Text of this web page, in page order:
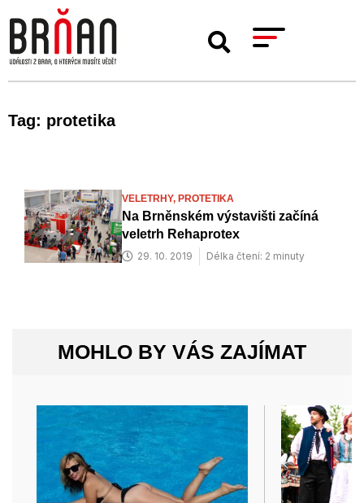
Tag: protetika
VELETRHY, PROTETIKA
Na Brněnském výstavišti začíná
veletrh Rehaprotex
29. 10. 2019 Délka čtení: 2 minuty
MOHLO BY VÁS ZAJÍMAT